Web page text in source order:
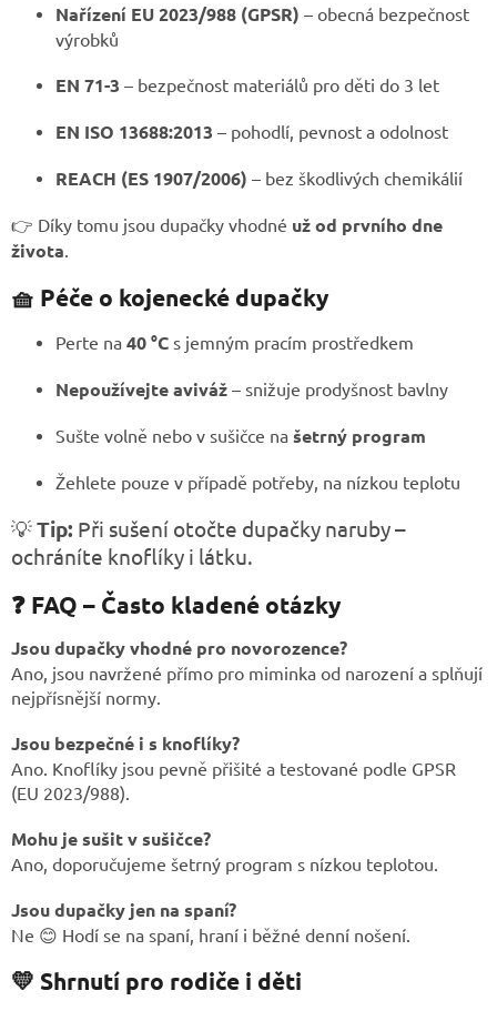
Nařízení EU 2023/988 (GPSR) – obecná bezpečnost
výrobků
EN 71-3 – bezpečnost materiálů pro děti do 3 let
EN ISO 13688:2013 – pohodlí, pevnost a odolnost
REACH (ES 1907/2006) – bez škodlivých chemikálií
👉 Díky tomu jsou dupačky vhodné už od prvního dne
života
🧺 Péče o kojenecké dupačky
Perte na 40 °C s jemným pracím prostředkem
Nepoužívejte aviváž – snižuje prodyšnost bavlny
Sušte volně nebo v sušičce na šetrný program
Žehlete pouze v případě potřeby, na nízkou teplotu
💡Tip: Při sušení otočte dupačky naruby –
ochráníte knoflíky i látku.
❓ FAQ – Často kladené otázky
Jsou dupačky vhodné pro novorozence?
Ano, jsou navržené přímo pro miminka od narození a splňují
nejpřísnější normy.
Jsou bezpečné i s knoflíky?
Ano. Knoflíky jsou pevně přišité a testované podle GPSR
(EU 2023/988).
Mohu je sušit v sušičce?
Ano, doporučujeme šetrný program s nízkou teplotou.
Jsou dupačky jen na spaní?
Ne 😊 Hodí se na spaní, hraní i běžné denní nošení.
💛 Shrnutí pro rodiče i děti